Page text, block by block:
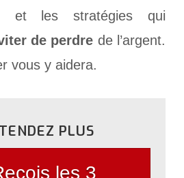
et les stratégies qui
de perdre de l’argent.
vous y aidera.
PLUS
les 3